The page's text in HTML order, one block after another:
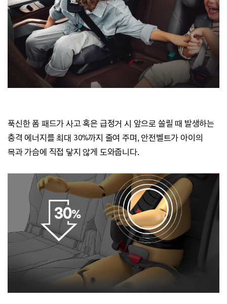
푹신한 폼 패드가 사고 혹은 급정거 시 앞으로 쏠릴 때 발생하는
충격 에너지를 최대 30%까지 줄여 주며,안전벨트가 아이의
목과 가슴에 직접 닿지 않게 도와줍니다.